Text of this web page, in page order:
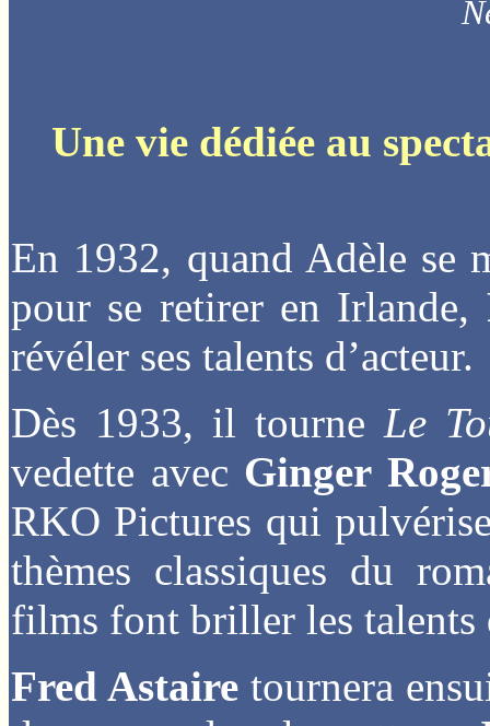
Une vie dédiée au
En 1932, quand Adèle se
pour se retirer en Irlande,
révéler ses talents d’acteur.
Dès 1933, il tourne Le
vedette avec Ginger
RKO Pictures qui
thèmes classiques du
films font briller les talents
Fred Astaire tournera